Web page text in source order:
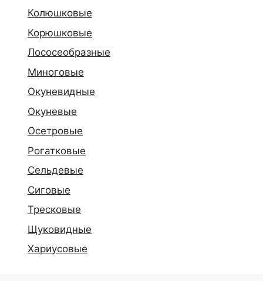
Колюшковые
Корюшковые
Лососеобразные
Миноговые
Окуневидные
Окуневые
Осетровые
Рогатковые
Сельдевые
Сиговые
Тресковые
Щуковидные
Хариусовые